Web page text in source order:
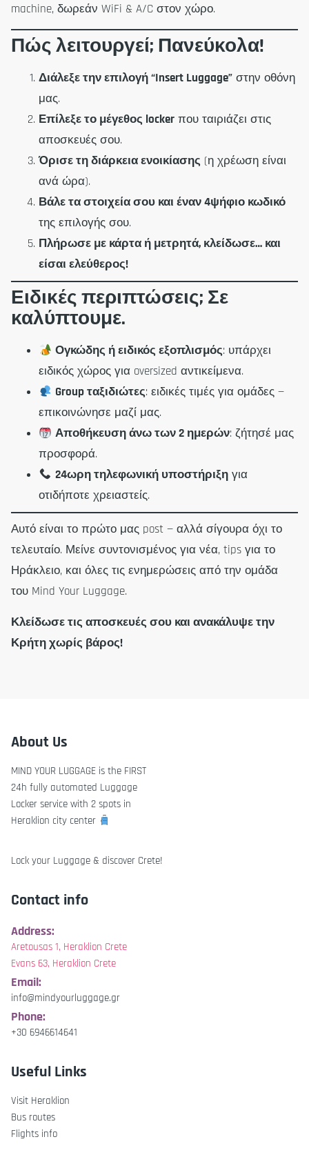
machine, δωρεάν WiFi & A/C στον χώρο.
Πώς λειτουργεί; Πανεύκολα!
Διάλεξε την επιλογή “Insert Luggage” στην οθόνη
μας.
Επίλεξε το μέγεθος locker που ταιριάζει στις
αποσκευές σου.
Όρισε τη διάρκεια ενοικίασης (η χρέωση είναι
ανά ώρα).
Βάλε τα στοιχεία σου και έναν 4ψήφιο κωδικό
της επιλογής σου.
Πλήρωσε με κάρτα ή μετρητά, κλείδωσε… και
είσαι ελεύθερος!
Ειδικές περιπτώσεις; Σε
καλύπτουμε.
Ογκώδης ή ειδικός εξοπλισμός: υπάρχει
ειδικός χώρος για oversized αντικείμενα.
Group ταξιδιώτες: ειδικές τιμές για ομάδες —
επικοινώνησε μαζί μας.
Αποθήκευση άνω των 2 ημερών: ζήτησέ μας
προσφορά.
24ωρη τηλεφωνική υποστήριξη για
οτιδήποτε χρειαστείς.
Αυτό είναι το πρώτο μας post — αλλά σίγουρα όχι το
τελευταίο. Μείνε συντονισμένος για νέα, tips για το
Ηράκλειο, και όλες τις ενημερώσεις από την ομάδα
του Mind Your Luggage.
Κλείδωσε τις αποσκευές σου και ανακάλυψε την
Κρήτη χωρίς βάρος!
About Us
MIND YOUR LUGGAGE is the FIRST
24h fully automated Luggage
Locker service with 2 spots in
Heraklion city center
Lock your Luggage & discover Crete!
Contact info
Address:
Aretousas 1, Heraklion Crete
Evans 63, Heraklion Crete
Email:
info@mindyourluggage.gr
Phone:
+30 6946614641
Useful Links
Visit Heraklion
Bus routes
Flights info